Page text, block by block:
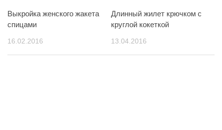
Выкройка женского жакета
спицами
16.02.2016
Длинный жилет крючком с
круглой кокеткой
13.04.2016